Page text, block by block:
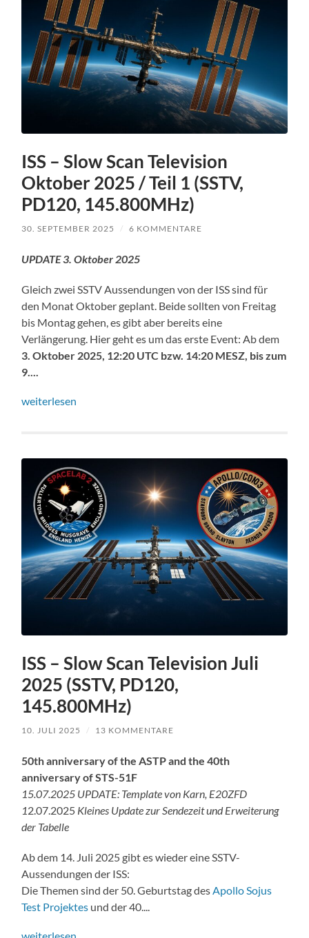
ISS – Slow Scan Television
Oktober 2025 / Teil 1 (SSTV,
PD120, 145.800MHz)
30. SEPTEMBER 2025 / 6 KOMMENTARE
UPDATE 3. Oktober 2025
Gleich zwei SSTV Aussendungen von der ISS sind für
den Monat Oktober geplant. Beide sollten von Freitag
bis Montag gehen, es gibt aber bereits eine
Verlängerung. Hier geht es um das erste Event: Ab dem
3. Oktober 2025, 12:20 UTC bzw. 14:20 MESZ, bis zum
9....
weiterlesen
ISS – Slow Scan Television Juli
2025 (SSTV, PD120,
145.800MHz)
10. JULI 2025 / 13 KOMMENTARE
50th anniversary of the ASTP and the 40th
anniversary of STS-51F
15.07.2025 UPDATE: Template von Karn, E20ZFD
12.07.2025 Kleines Update zur Sendezeit und Erweiterung
der Tabelle
Ab dem 14. Juli 2025 gibt es wieder eine SSTV-
Aussendungen der ISS:
Die Themen sind der 50. Geburtstag desApollo Sojus
Test Projektes und der 40....